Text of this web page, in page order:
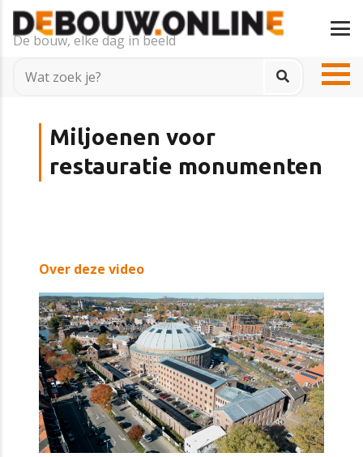
De bouw, elke dag in beeld
Miljoenen voor
restauratie monumenten
Over deze video